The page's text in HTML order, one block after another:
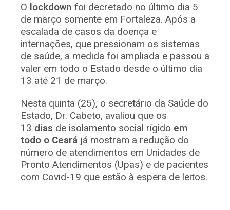
O lockdown foi decretado no último dia 5
de março somente em Fortaleza. Após a
escalada de casos da doença e
internações, que pressionam os sistemas
de saúde, a medida foi ampliada e passou a
valer em todo o Estado desde o último dia
13 até 21 de março.
Nesta quinta (25), o secretário da Saúde do
Estado, Dr. Cabeto, avaliou que os
13 dias de isolamento social rígido em
todo o Ceará já mostram a redução do
número de atendimentos em Unidades de
Pronto Atendimentos (Upas) e de pacientes
com Covid-19 que estão à espera de leitos.